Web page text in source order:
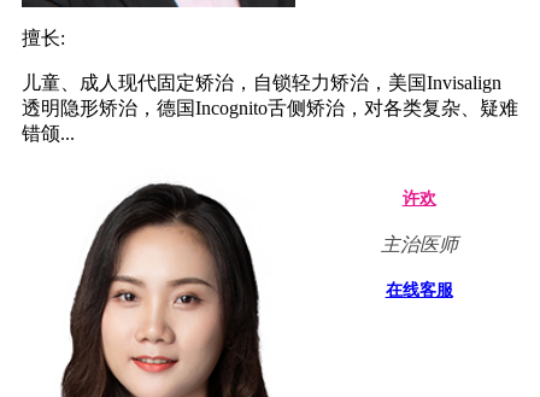
擅长:
儿童、成人现代固定矫治，自锁轻力矫治，美国Invisalign
透明隐形矫治，德国Incognito舌侧矫治，对各类复杂、疑难
错颌...
许欢
主治医师
在线客服